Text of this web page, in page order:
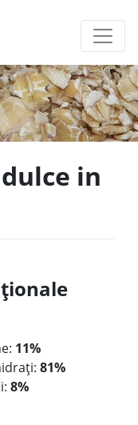
in
11%
81%
8%